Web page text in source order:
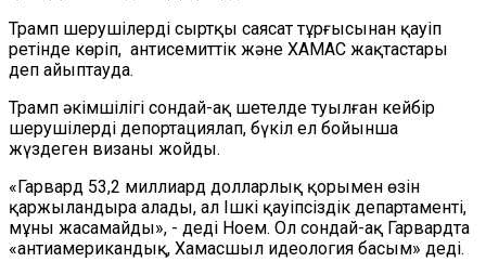
Трамп шерушілерді сыртқы саясат тұрғысынан қауіп
ретінде көріп, антисемиттік және ХАМАС жақтастары
деп айыптауда.
Трамп әкімшілігі сондай-ақ шетелде туылған кейбір
шерушілерді депортациялап, бүкіл ел бойынша
жүздеген визаны жойды.
«Гарвард 53,2 миллиард долларлық қорымен өзін
қаржыландыра алады, ал Ішкі қауіпсіздік департаменті,
мұны жасамайды», - деді Ноем. Ол сондай-ақ Гарвардта
«антиамерикандық, Хамасшыл идеология басым» деді.